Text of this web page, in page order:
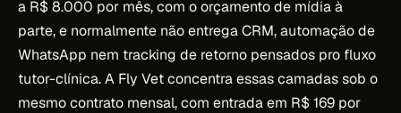
a R$ 8.000 por mês, com o orçamento de mídia à
parte, e normalmente não entrega CRM, automação de
WhatsApp nem tracking de retorno pensados pro fluxo
tutor-clínica. A Fly Vet concentra essas camadas sob o
mesmo contrato mensal, com entrada em R$ 169 por